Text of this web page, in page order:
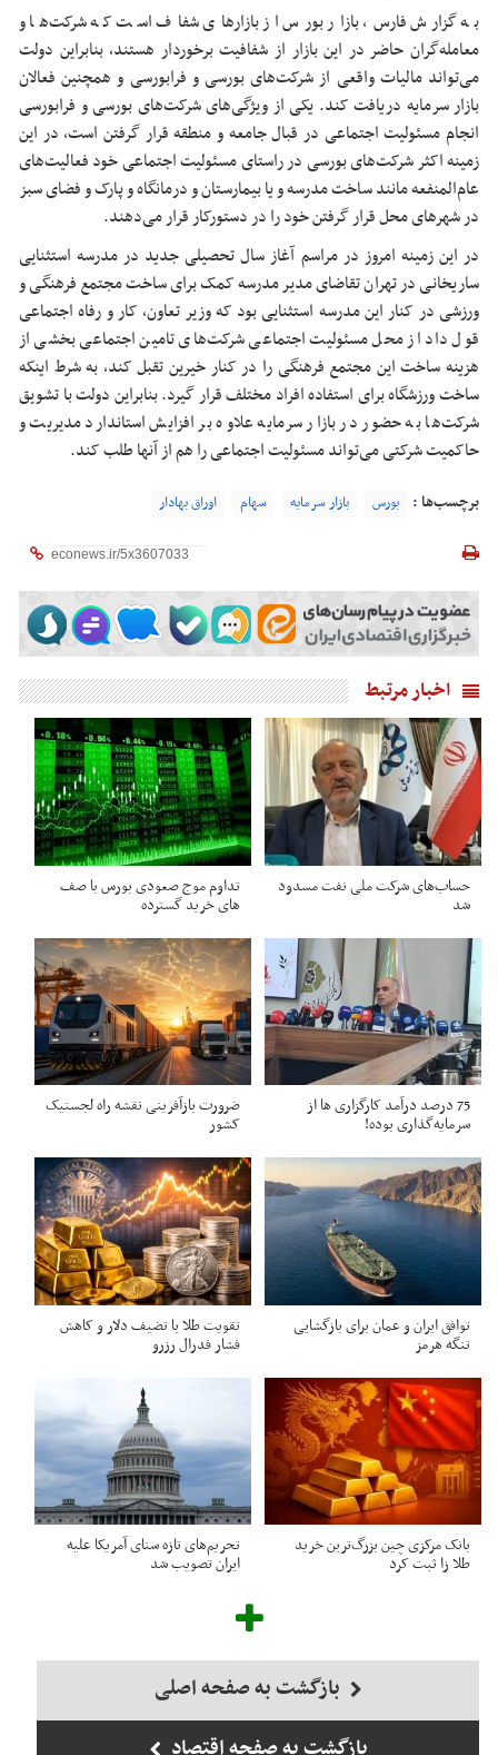
به گزارش فارس، بازار بورس از بازارهای شفاف است که شرکت‌ها و
معامله‌گران حاضر در این بازار از شفافیت برخوردار هستند، بنابراین دولت
می‌تواند مالیات واقعی از شرکت‌های بورسی و فرابورسی و همچنین فعالان
بازار سرمایه دریافت کند. یکی از ویژگی‌های شرکت‌های بورسی و فرابورسی
انجام مسئولیت اجتماعی در قبال جامعه و منطقه قرار گرفتن است، در این
زمینه اکثر شرکت‌های بورسی در راستای مسئولیت اجتماعی خود فعالیت‌های
عام‌المنفعه مانند ساخت مدرسه و یا بیمارستان و درمانگاه و پارک و فضای سبز
در شهرهای محل قرار گرفتن خود را‌‌‌‌‌‌‌‌‌‌‌‌‌‌‌‌‌‌‌‌‌‌‌‌‌‌‌‌‌ در دستورکار قرار می‌دهند.
در این زمینه امروز در مراسم آغاز سال تحصیلی جدید در مدرسه استثنایی
ساریخانی در تهران تقاضای مدیر مدرسه کمک برای ساخت مجتمع فرهنگی و
ورزشی در کنار این مدرسه استثنایی بود که وزیر تعاون، کار و رفاه اجتماعی
قول داد از محل مسئولیت اجتماعی شرکت‌های تامین اجتماعی بخشی از
هزینه ساخت این مجتمع فرهنگی را‌‌‌‌‌‌‌‌‌‌‌‌‌‌‌‌‌‌‌‌‌‌‌‌‌‌‌‌‌ در کنار خیرین تقبل کند، به شرط اینکه
ساخت ورزشگاه برای استفاده افراد مختلف قرار گیرد. بنابراین دولت با تشویق
شرکت‌ها به حضور در بازار سرمایه علاوه بر افزایش استاندارد مدیریت و
حاکمیت شرکتی می‌تواند مسئولیت اجتماعی را‌‌‌‌‌‌‌‌‌‌‌‌‌‌‌‌‌‌‌‌‌‌‌‌‌‌‌‌‌ هم از آنها طلب کند.
برچسب‌ها : بورس بازار سرمایه سهام اوراق بهادار
اخبار مرتبط
حساب‌های شرکت ملی نفت مسدود
شد
تداوم موج صعودی بورس با صف
های خرید گسترده
75 درصد درآمد کارگزاری ها از
سرمایه‌گذاری بوده!
ضرورت بازآفرینی نقشه راه لجستیک
کشور
توافق ایران و عمان برای بازگشایی
تنگه هرمز
تقویت طلا با تضیف دلار و کاهش
فشار فدرال رزرو
بانک مرکزی چین بزرگ‌ترین خرید
طلا زا ثبت کرد
تحریم‌های تازه سنای آمریکا علیه
ایران تصویب شد
بازگشت به صفحه اصلی